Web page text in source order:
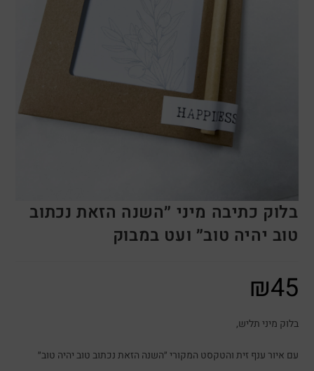
בלוק כתיבה מיני ״השנה הזאת נכתוב
טוב יהיה טוב״ ועט במבוק
₪45
בלוק מיני תליש,
עם איור ענף זית והטקסט המקורי ״השנה הזאת נכתוב טוב יהיה טוב״